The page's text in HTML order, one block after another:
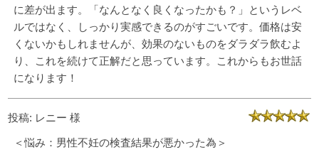
に差が出ます。「なんとなく良くなったかも？」というレベ
ルではなく、しっかり実感できるのがすごいです。価格は安
くないかもしれませんが、効果のないものをダラダラ飲むよ
り、これを続けて正解だと思っています。これからもお世話
になります！
投稿: レニー 様
＜悩み：男性不妊の検査結果が悪かった為＞